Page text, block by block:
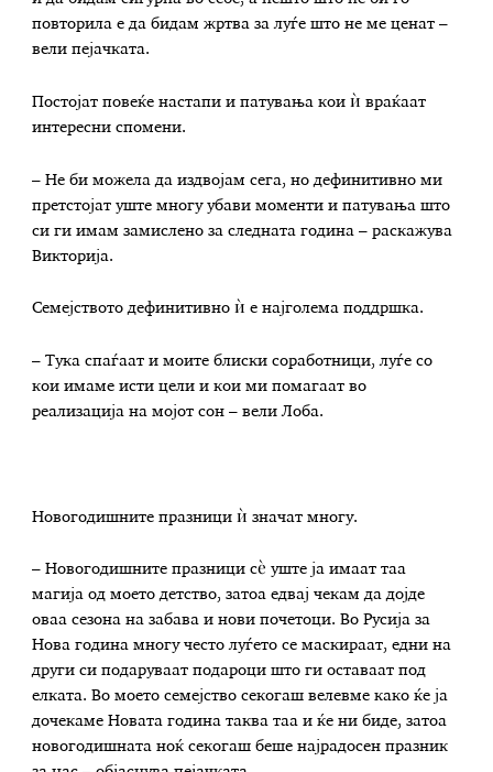
повторила е да бидам жртва за луѓе што не ме ценат –
вели пејачката.
Постојат повеќе настапи и патувања кои ѝ враќаат
интересни спомени.
– Не би можела да издвојам сега, но дефинитивно ми
претстојат уште многу убави моменти и патувања што
си ги имам замислено за следната година – раскажува
Викторија.
Семејството дефинитивно ѝ е најголема поддршка.
– Тука спаѓаат и моите блиски соработници, луѓе со
кои имаме исти цели и кои ми помагаат во
реализација на мојот сон – вели Лоба.
Новогодишните празници ѝ значат многу.
– Новогодишните празници сѐ уште ја имаат таа
магија од моето детство, затоа едвај чекам да дојде
оваа сезона на забава и нови почетоци. Во Русија за
Нова година многу често луѓето се маскираат, едни на
други си подаруваат подароци што ги оставаат под
елката. Во моето семејство секогаш велевме како ќе ја
дочекаме Новата година таква таа и ќе ни биде, затоа
новогодишната ноќ секогаш беше најрадосен празник